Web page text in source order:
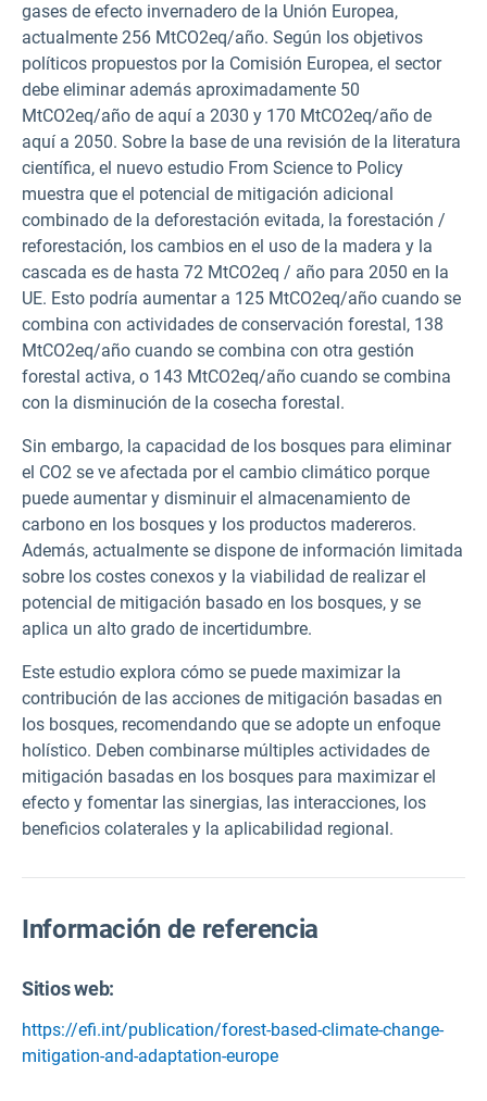
gases de efecto invernadero de la Unión Europea,
actualmente 256 MtCO2eq/año. Según los objetivos
políticos propuestos por la Comisión Europea, el sector
debe eliminar además aproximadamente 50
MtCO2eq/año de aquí a 2030 y 170 MtCO2eq/año de
aquí a 2050. Sobre la base de una revisión de la literatura
científica, el nuevo estudio From Science to Policy
muestra que el potencial de mitigación adicional
combinado de la deforestación evitada, la forestación /
reforestación, los cambios en el uso de la madera y la
cascada es de hasta 72 MtCO2eq / año para 2050 en la
UE. Esto podría aumentar a 125 MtCO2eq/año cuando se
combina con actividades de conservación forestal, 138
MtCO2eq/año cuando se combina con otra gestión
forestal activa, o 143 MtCO2eq/año cuando se combina
con la disminución de la cosecha forestal.
Sin embargo, la capacidad de los bosques para eliminar
el CO2 se ve afectada por el cambio climático porque
puede aumentar y disminuir el almacenamiento de
carbono en los bosques y los productos madereros.
Además, actualmente se dispone de información limitada
sobre los costes conexos y la viabilidad de realizar el
potencial de mitigación basado en los bosques, y se
aplica un alto grado de incertidumbre.
Este estudio explora cómo se puede maximizar la
contribución de las acciones de mitigación basadas en
los bosques, recomendando que se adopte un enfoque
holístico. Deben combinarse múltiples actividades de
mitigación basadas en los bosques para maximizar el
efecto y fomentar las sinergias, las interacciones, los
beneficios colaterales y la aplicabilidad regional.
Información de referencia
Sitios web:
https://efi.int/publication/forest-based-climate-change-
mitigation-and-adaptation-europe